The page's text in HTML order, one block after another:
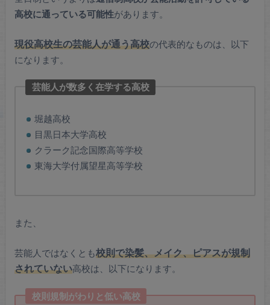
高校に通っている可能性があります。
現役高校生の芸能人が通う高校の代表的なものは、以下
になります。
芸能人が数多く在学する高校
堀越高校
目黒日本大学高校
クラーク記念国際高等学校
東海大学付属望星高等学校
また、
芸能人ではなくとも校則で染髪、メイク、ピアスが規制
されていない高校は、以下になります。
校則規制がわりと低い高校